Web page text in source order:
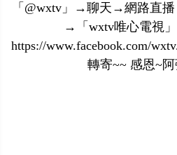
「@wxtv」→聊天→網路直
→「wxtv唯心電視
https://www.facebook.com/
轉寄~~ 感恩~